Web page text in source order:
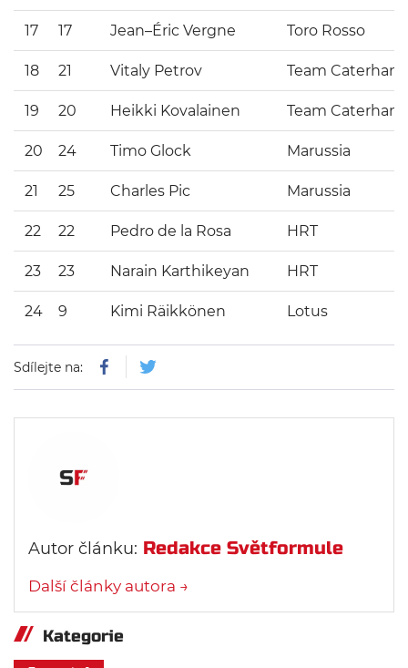
17 17 Jean–Éric Vergne Toro Rosso
18 21 Vitaly Petrov Team Caterham
19 20 Heikki Kovalainen Team Caterham
20 24 Timo Glock Marussia
21 25 Charles Pic Marussia
22 22 Pedro de la Rosa HRT
23 23 Narain Karthikeyan HRT
24 9 Kimi Räikkönen Lotus
Sdílejte na:
Autor článku: Redakce Světformule
Další články autora →
Kategorie